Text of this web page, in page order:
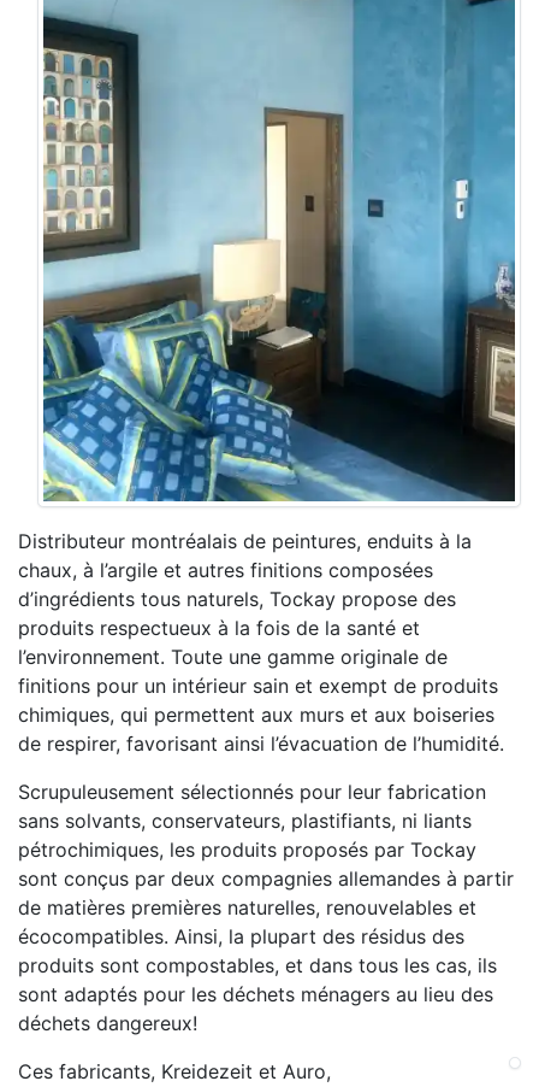
Distributeur montréalais de peintures, enduits à la
chaux, à l’argile et autres finitions composées
d’ingrédients tous naturels, Tockay propose des
produits respectueux à la fois de la santé et
l’environnement. Toute une gamme originale de
finitions pour un intérieur sain et exempt de produits
chimiques, qui permettent aux murs et aux boiseries
de respirer, favorisant ainsi l’évacuation de l’humidité.
Scrupuleusement sélectionnés pour leur fabrication
sans solvants, conservateurs, plastifiants, ni liants
pétrochimiques, les produits proposés par Tockay
sont conçus par deux compagnies allemandes à partir
de matières premières naturelles, renouvelables et
écocompatibles. Ainsi, la plupart des résidus des
produits sont compostables, et dans tous les cas, ils
sont adaptés pour les déchets ménagers au lieu des
déchets dangereux!
Ces fabricants, Kreidezeit et Auro,